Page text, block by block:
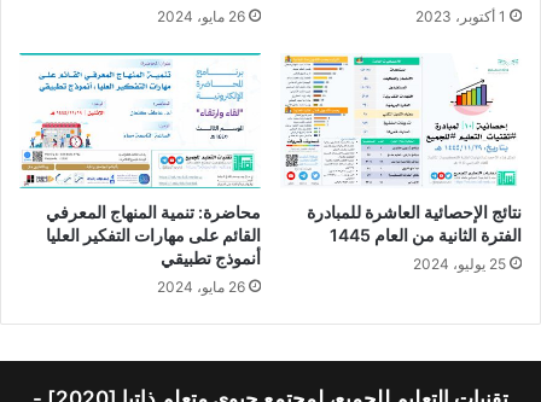
1 أكتوبر، 2023 26 مايو، 2024
نتائج الإحصائية العاشرة للمبادرة
الفترة الثانية من العام 1445
25 يوليو، 2024
محاضرة: تنمية المنهاج المعرفي
القائم على مهارات التفكير العليا
أنموذج تطبيقي
26 مايو، 2024